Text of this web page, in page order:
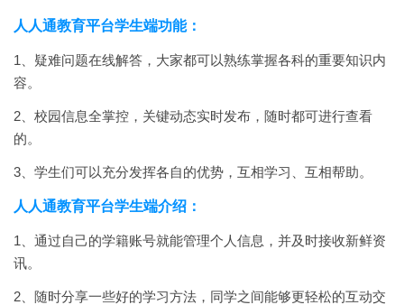
人人通教育平台学生端功能：
1、疑难问题在线解答，大家都可以熟练掌握各科的重要知识内
容。
2、校园信息全掌控，关键动态实时发布，随时都可进行查看
的。
3、学生们可以充分发挥各自的优势，互相学习、互相帮助。
人人通教育平台学生端介绍：
1、通过自己的学籍账号就能管理个人信息，并及时接收新鲜资
讯。
2、随时分享一些好的学习方法，同学之间能够更轻松的互动交